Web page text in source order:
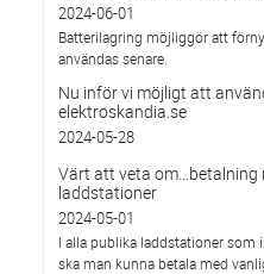
2024-06-01
Batterilagring möjliggör att
användas senare.
Nu inför vi möjligt att
elektroskandia.se
2024-05-28
Värt att veta om…betalning
laddstationer
2024-05-01
I alla publika laddstationer som
ska man kunna betala med